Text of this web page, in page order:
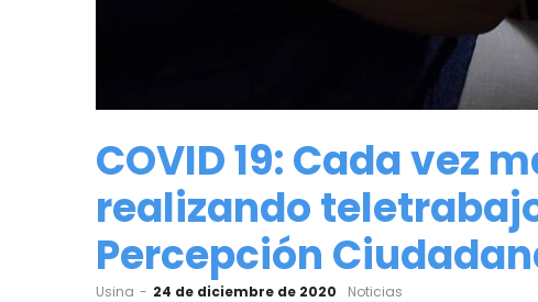
COVID 19: Cada vez
realizando
Percepción
by
Usina 24 de diciembre de 2020 Noticias